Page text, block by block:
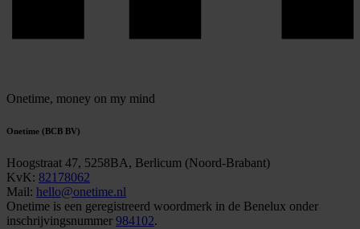
Onetime, money on my mind
Onetime (BCB BV)
Hoogstraat 47, 5258BA, Berlicum (Noord-Brabant)
KvK: 82178062
Mail: hello@onetime.nl
Onetime is een geregistreerd woordmerk in de Benelux onder
inschrijvingsnummer 984102.